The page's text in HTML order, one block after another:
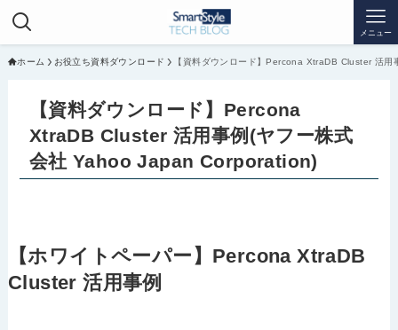
メニュー
ホーム お役立ち資料ダウンロード 【資料ダウンロード】Percona XtraDB Cluster 活
【資料ダウンロード】Percona
XtraDB Cluster 活用事例(ヤフー株式
会社 Yahoo Japan Corporation)
【ホワイトペーパー】Percona XtraDB
Cluster 活用事例